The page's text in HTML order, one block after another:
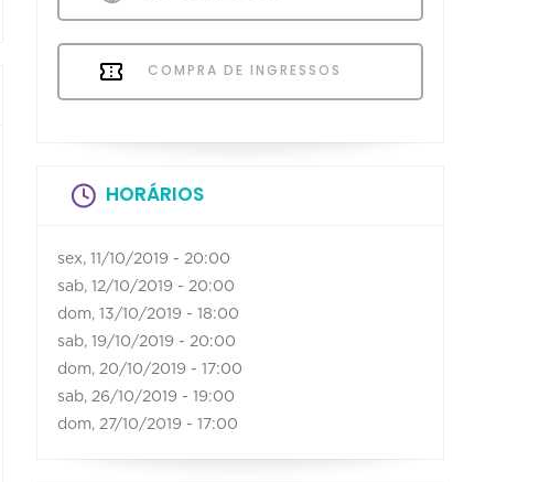
COMPRA DE INGRESSOS
HORÁRIOS
sex, 11/10/2019 - 20:00
sab, 12/10/2019 - 20:00
dom, 13/10/2019 - 18:00
sab, 19/10/2019 - 20:00
dom, 20/10/2019 - 17:00
sab, 26/10/2019 - 19:00
dom, 27/10/2019 - 17:00